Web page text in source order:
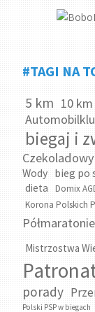
#TAGI NA
5 km 10 km
biegaj i
Czekoladowy
Wody bieg po
dieta Domix
Korona Polskich
Półmaratonie
Mistrzostwa
porady
Polski PSP w biegach